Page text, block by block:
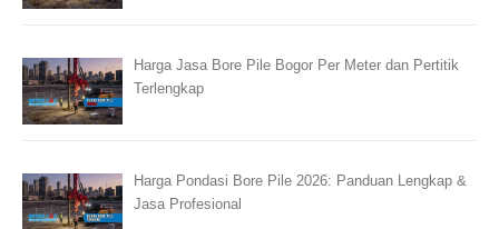
Harga Jasa Bore Pile Bogor Per Meter dan Pertitik
Terlengkap
Harga Pondasi Bore Pile 2026: Panduan Lengkap &
Jasa Profesional